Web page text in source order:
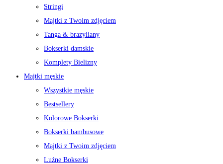
Stringi
Majtki z Twoim zdjęciem
Tanga & brazyliany
Bokserki damskie
Komplety Bielizny
Majtki męskie
Wszystkie męskie
Bestsellery
Kolorowe Bokserki
Bokserki bambusowe
Majtki z Twoim zdjęciem
Luźne Bokserki